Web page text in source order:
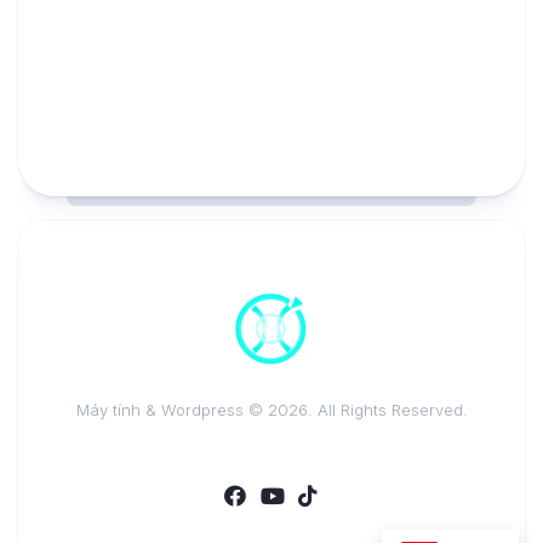
Máy tính & Wordpress © 2026. All Rights Reserved.